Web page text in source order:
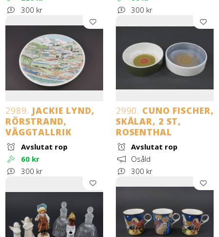
300 kr
300 kr
2989. JACKIE LYND,
RÖRSTRAND,
VÄGGTALLRIK
Avslutat rop
60 kr
300 kr
2990. CUNO FISCHER,
SKÅLAR, 2 ST,
ROSENTHAL
Avslutat rop
Osåld
300 kr